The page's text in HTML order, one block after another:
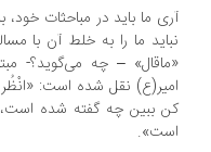
ما باید در مباحثات خود، برتری
ما را به خلط آن با مساله
– چه می‌گوید؟- مبتلا
نقل شده است: «انْظُر اِلی ما
ببین چه گفته شده است، نگاه